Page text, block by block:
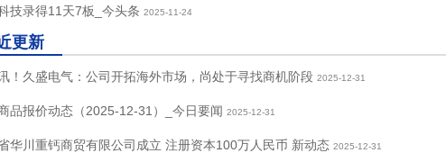
技录得11天7板_今头条 2025-11-24
更新
！久盛电气：公司开拓海外市场，尚处于寻找商机阶段 2025-12-31
品报价动态（2025-12-31）_今日要闻 2025-12-31
华川重钙商贸有限公司成立 注册资本100万人民币 新动态 2025-12-31